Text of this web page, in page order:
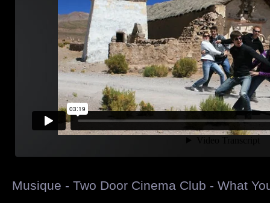
Musique - Two Door Cinema Club - What